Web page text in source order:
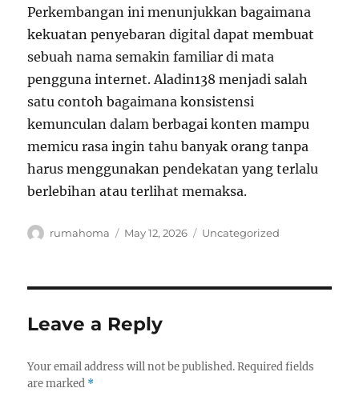
Perkembangan ini menunjukkan bagaimana
kekuatan penyebaran digital dapat membuat
sebuah nama semakin familiar di mata
pengguna internet. Aladin138 menjadi salah
satu contoh bagaimana konsistensi
kemunculan dalam berbagai konten mampu
memicu rasa ingin tahu banyak orang tanpa
harus menggunakan pendekatan yang terlalu
berlebihan atau terlihat memaksa.
Author
rumahoma
Posted
May 12, 2026 Categories
Uncategorized
Leave a Reply
Your email address will not be published. Required fields
are marked *